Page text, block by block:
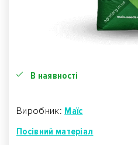
В наявності
Виробник: Маїс
Посівний матеріал